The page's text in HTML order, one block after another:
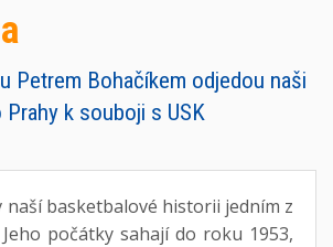
Petrem Bohačíkem odjedou naši
k souboji s USK
naší basketbalové historii jedním z
Jeho počátky sahají do roku 1953,